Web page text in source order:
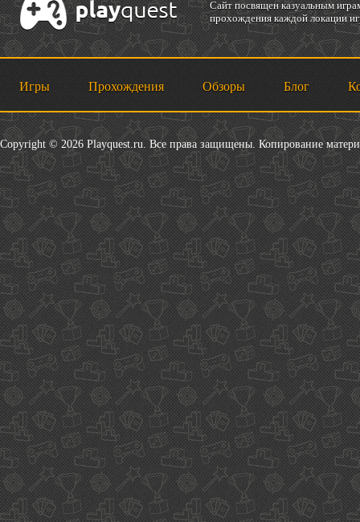
Cайт посвящен казуальным
прохождения каждой локации
Игры Прохождения Обзоры Блог
Copyright © 2026 Playquest.ru. Все права защищены. Копирование